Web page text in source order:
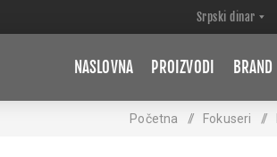
NASLOVNA PROIZVODI BRAND
Početna / Fokuseri /